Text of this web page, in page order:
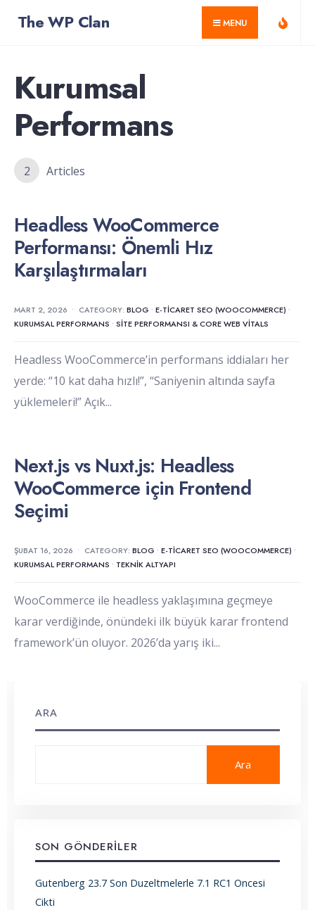
The WP Clan MENU
Kurumsal
Performans
2 Articles
Headless WooCommerce
Performansı: Önemli Hız
Karşılaştırmaları
MART 2, 2026 • CATEGORY: BLOG • E-TICARET SEO (WOOCOMMERCE) •
KURUMSAL PERFORMANS • SITE PERFORMANSI & CORE WEB VITALS
Headless WooCommerce’in performans iddiaları her
yerde: “10 kat daha hızlı!”, “Saniyenin altında sayfa
yüklemeleri!” Açık...
Next.js vs Nuxt.js: Headless
WooCommerce için Frontend
Seçimi
ŞUBAT 16, 2026 • CATEGORY: BLOG • E-TICARET SEO (WOOCOMMERCE) •
KURUMSAL PERFORMANS • TEKNIK ALTYAPI
WooCommerce ile headless yaklaşımına geçmeye
karar verdiğinde, önündeki ilk büyük karar frontend
framework’ün oluyor. 2026’da yarış iki...
ARA
Ara
SON GÖNDERILER
Gutenberg 23.7 Son Duzeltmelerle 7.1 RC1 Oncesi
Cikti